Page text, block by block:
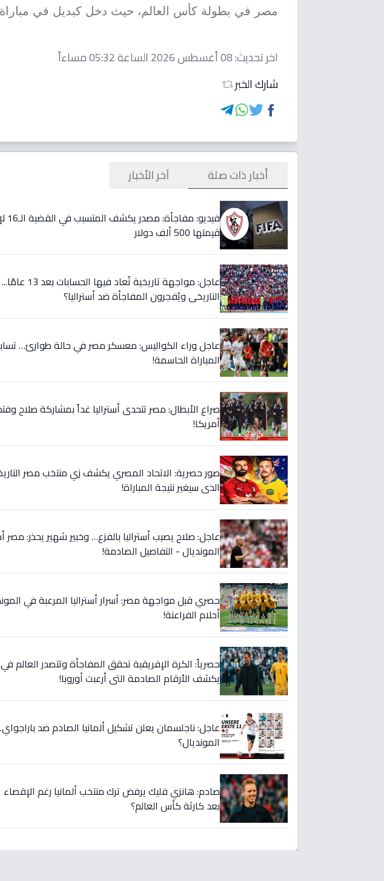
مصر في بطولة كأس العالم، حيث دخل كبديل في مباراة
اخر تحديث:08 أغسطس 2026 الساعة 05:32 مساءاً
شارك الخبر
أخبار ذات صلة آخر الأخبار
قيمتها 500 ألف دولار
عاجل: مواجهة
التاريخي ويُفجرون المفاجأة ضد أستراليا؟
عاجل وراء الكواليس: معسكر مصر في حالة طوارئ…
المباراة الحاسمة!
صراع الأبطال: مصر تتحدى أستراليا غداً بمشاركة صلاح
أمريكا!
صور حصرية: الاتحاد المصري يكشف زي منتخب مصر
الذي سيغير نتيجة المباراة!
عاجل: صلاح يصيب أستراليا بالفزع… وخبير شهير يحذر:
المونديال - التفاصيل الصادمة!
أحلام الفراعنة!
حصرياً: الكرة الإفريقية تحقق المفاجأة وتتصدر العالم
يكشف الأرقام الصادمة التي أرعبت أوروبا!
عاجل: ناجلسمان يعلن تشكيل ألمانيا الصادم ضد
المونديال؟
صادم: هانزي فليك يرفض ترك منتخب ألمانيا رغم
بعد كارثة كأس العالم؟